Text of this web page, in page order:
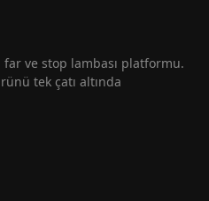
ve stop lambası platformu.
tek çatı altında